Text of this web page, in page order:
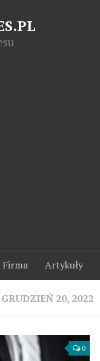
Firma Artykuły
GRUDZIEŃ 20, 2022
0